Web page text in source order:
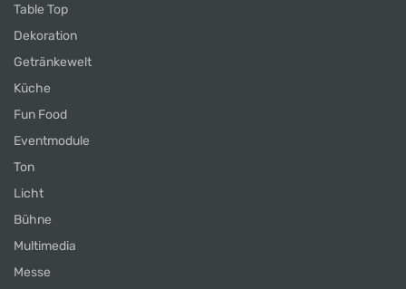
Table Top
Dekoration
Getränkewelt
Küche
Fun Food
Eventmodule
Ton
Licht
Bühne
Multimedia
Messe